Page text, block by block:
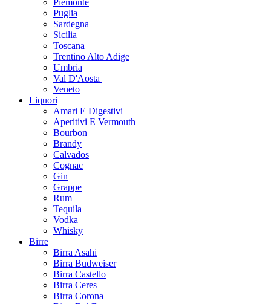
Piemonte
Puglia
Sardegna
Sicilia
Toscana
Trentino Alto Adige
Umbria
Val D'Aosta
Veneto
Liquori
Amari E Digestivi
Aperitivi E Vermouth
Bourbon
Brandy
Calvados
Cognac
Gin
Grappe
Rum
Tequila
Vodka
Whisky
Birre
Birra Asahi
Birra Budweiser
Birra Castello
Birra Ceres
Birra Corona